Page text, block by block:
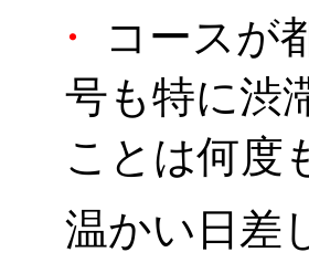
・
コースが
号も特に渋
ことは何度
温かい日差